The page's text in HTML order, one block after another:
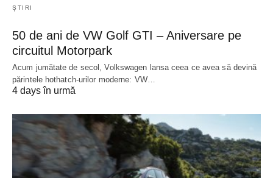
ȘTIRI
50 de ani de VW Golf GTI – Aniversare pe
circuitul Motorpark
Acum jumătate de secol, Volkswagen lansa ceea ce avea să devină
părintele hothatch-urilor moderne: VW…
4 days în urmă